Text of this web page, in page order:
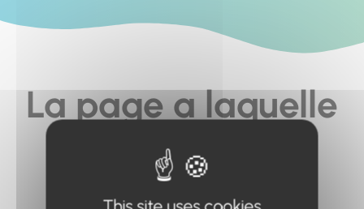
La page a laquelle
vous cherchez à
accéder n'existe